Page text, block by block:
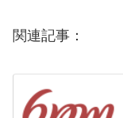
関連記事：